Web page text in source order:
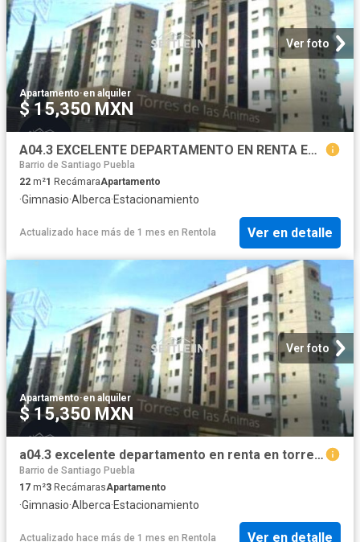
Ver foto
Apartamento·en alquiler
$ 15,350 MXN
A04.3 EXCELENTE DEPARTAMENTO EN RENTA EN TORRES DE LAS ANIMAS
Barrio de Santiago Puebla
22 m²1 RecámaraApartamento
·Gimnasio·Alberca·Estacionamiento
Actualizado hace más de 1 mes en Rentola Ver en detalle
Ver foto
Apartamento·en alquiler
$ 15,350 MXN
a04.3 excelente departamento en renta en torres de las animas
Barrio de Santiago Puebla
17 m²3 RecámarasApartamento
·Gimnasio·Alberca·Estacionamiento
Actualizado hace más de 1 mes en Rentola Ver en detalle